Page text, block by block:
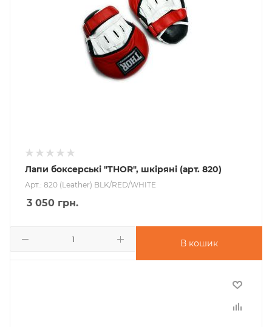
Лапи боксерські "THOR", шкіряні (арт. 820)
Арт.: 820 (Leather) BLK/RED/WHITE
3 050 грн.
В кошик